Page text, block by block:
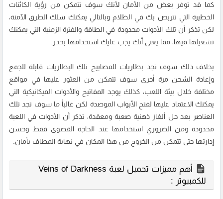
كما قد توفر بعض من الأمان لأنك سوف تتمكن من رؤية الكائنات
الخطيرة التي تتربص بك في الظلام وبالتالي يمكنك سلك الطرق الآمنة،
لكن تذكر أن تلك الأدوات محدودة في الطاقة والفترة الزمنية التي يمكنك
تشغيلها فيها، مما يعني أنك يجب عليك استخدامها بحذر.
بخلاف ذلك سوف تجد بطاريات للمصابيح تلك البطاريات قابلة للجمع
وإعادة الشحن مرة أخرى سوف تتمكن من العثور عليها في مواقع
مختلفة خلال بيئة اللعب، كذلك يوجد المفاتيح والأدوات الميكانيكية التي
يمكنك الاعتماد عليها لفتح الأبواب الموصدة لكن غالباً ما سوف تجد تلك
العناصر بعد حل ألغاز ذهنية صعبة ومعقدة، تذكر أن الأدوات في اللعبة
محدودة ومن الضروري استخدامها عند الحاجة القصوى فقط وحسن
إدارتها حتى تتمكن من الخروج من هذا المكان في نهاية المطاف بأمان.
أهم مميزات تحميل لعبة Veins of Darkness
للكمبيوتر :